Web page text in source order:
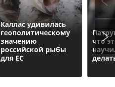
Каллас удивилась
геополитическому
значению
российской рыбы
для ЕС
что